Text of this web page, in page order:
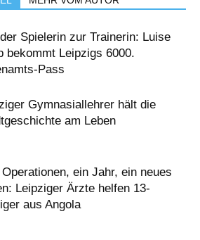
Spielerin zur Trainerin: Luise
bekommt Leipzigs 6000.
Pass
Gymnasiallehrer hält die
am Leben
ein Jahr, ein neues
Leipziger Ärzte helfen 13-
aus Angola